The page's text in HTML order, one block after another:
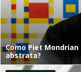
Como Piet
abstrata?